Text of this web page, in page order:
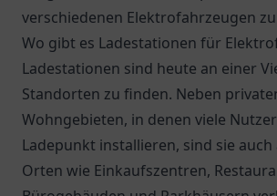
verschiedenen Elektrofahrzeugen
Wo gibt es Ladestationen für
Ladestationen sind heute an einer
Standorten zu finden. Neben
Wohngebieten, in denen viele
Ladepunkt installieren, sind sie
Orten wie Einkaufszentren,